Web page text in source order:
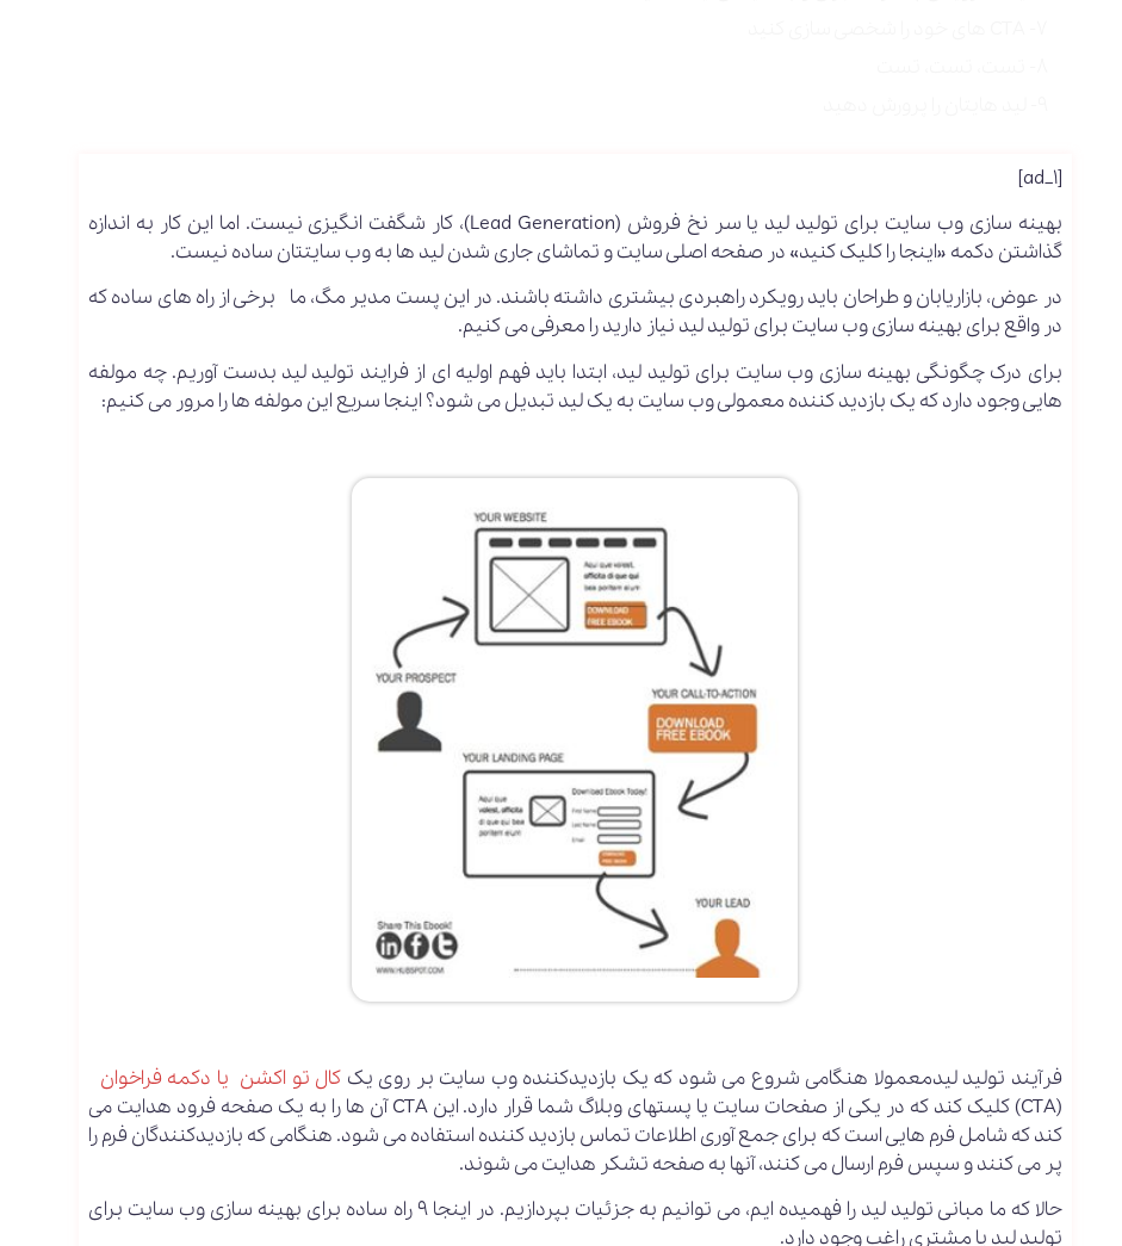
[ad_1]
بهینه سازی وب سایت برای تولید لید یا سر نخ فروش (Lead Generation)، کار شگفت انگیزی نیست. اما این کار به اندازه
گذاشتن دکمه «اینجا را کلیک کنید» در صفحه اصلی سایت و تماشای جاری شدن لید ها به وب سایتتان ساده نیست.
در عوض، بازاریابان و طراحان باید رویکرد راهبردی بیشتری داشته باشند. در این پست مدیر مگ، ما برخی از راه های ساده که
در واقع برای بهینه سازی وب سایت برای تولید لید نیاز دارید را معرفی می کنیم.
برای درک چگونگی بهینه سازی وب سایت برای تولید لید، ابتدا باید فهم اولیه ای از فرایند تولید لید بدست آوریم. چه مولفه
هایی وجود دارد که یک بازدید کننده معمولی وب سایت به یک لید تبدیل می شود؟ اینجا سریع این مولفه ها را مرور می کنیم:
فرآیند تولید لیدمعمولا هنگامی شروع می شود که یک بازدیدکننده وب سایت بر روی یک کال تو اکشن یا دکمه فراخوان
(CTA) کلیک کند که در یکی از صفحات سایت یا پستهای وبلاگ شما قرار دارد. این CTA آن ها را به یک صفحه فرود هدایت می
کند که شامل فرم هایی است که برای جمع آوری اطلاعات تماس بازدید کننده استفاده می شود. هنگامی که بازدیدکنندگان فرم را
پر می کنند و سپس فرم ارسال می کنند، آنها به صفحه تشکر هدایت می شوند.
حالا که ما مبانی تولید لید را فهمیده ایم، می توانیم به جزئیات بپردازیم. در اینجا ۹ راه ساده برای بهینه سازی وب سایت برای
تولید لید یا مشتری راغب وجود دارد.